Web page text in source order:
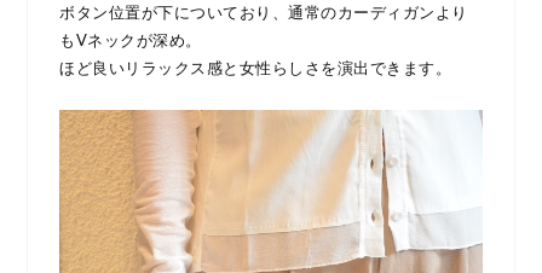
ボタン位置が下についており、通常のカーディガンより
もVネックが深め。
ほど良いリラックス感と女性らしさを演出できます。